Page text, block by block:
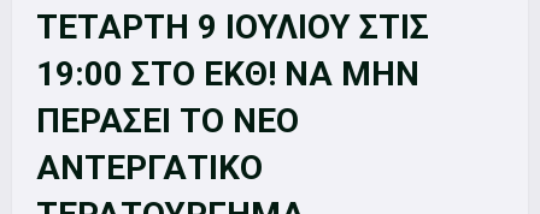
ΤΕΤΑΡΤΗ 9 ΙΟΥΛΙΟΥ ΣΤΙΣ
19:00 ΣΤΟ ΕΚΘ! ΝΑ ΜΗΝ
ΠΕΡΑΣΕΙ ΤΟ ΝΕΟ
ΑΝΤΕΡΓΑΤΙΚΟ